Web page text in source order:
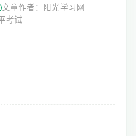
文章作者：阳光学习网
考试